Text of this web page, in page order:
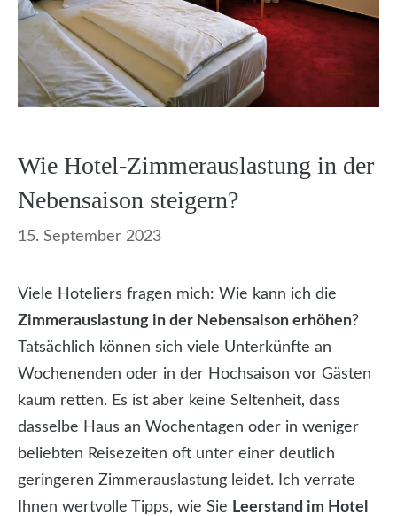
Wie Hotel-Zimmerauslastung in der
Nebensaison steigern?
15. September 2023
Viele Hoteliers fragen mich: Wie kann ich die
Zimmerauslastung in der Nebensaison erhöhen?
Tatsächlich können sich viele Unterkünfte an
Wochenenden oder in der Hochsaison vor Gästen
kaum retten. Es ist aber keine Seltenheit, dass
dasselbe Haus an Wochentagen oder in weniger
beliebten Reisezeiten oft unter einer deutlich
geringeren Zimmerauslastung leidet. Ich verrate
Ihnen wertvolle Tipps, wie Sie Leerstand im Hotel